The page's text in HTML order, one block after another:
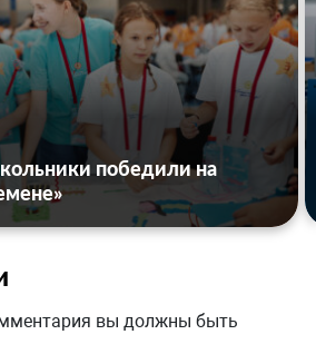
победили на
вы должны быть